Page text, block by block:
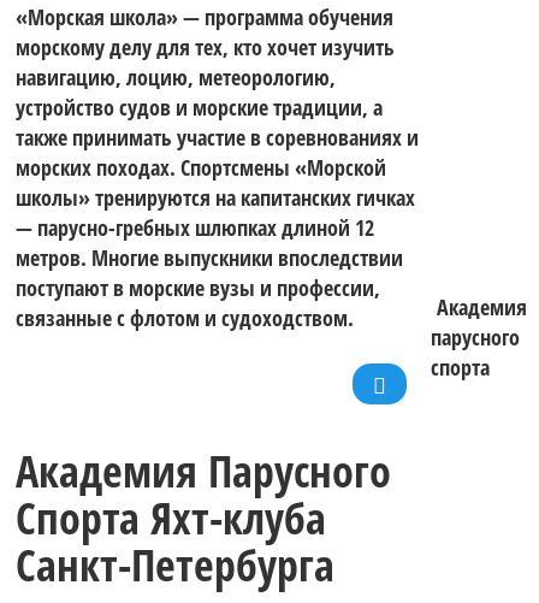
«Морская школа» — программа обучения
морскому делу для тех, кто хочет изучить
навигацию, лоцию, метеорологию,
устройство судов и морские традиции, а
также принимать участие в соревнованиях и
морских походах. Спортсмены «Морской
школы» тренируются на капитанских гичках
— парусно-гребных шлюпках длиной 12
метров. Многие выпускники впоследствии
поступают в морские вузы и профессии,
связанные с флотом и судоходством.
Академия
парусного
спорта
Академия Парусного
Спорта Яхт-клуба
Санкт-Петербурга